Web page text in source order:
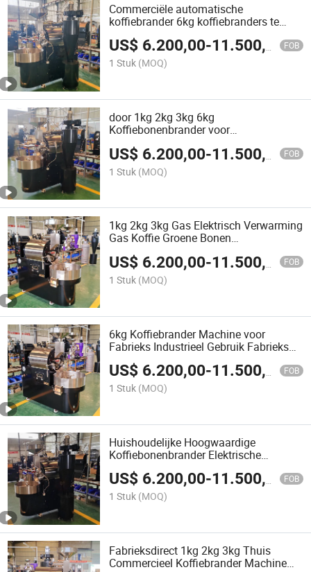
Commerciële automatische
koffiebrander 6kg koffiebranders te
koop volledige industriële
automatische koffieboonbranders
US$ 6.200,00-11.500,00 FOB
1 Stuk (MOQ)
door 1kg 2kg 3kg 6kg
Koffiebonenbrander voor
US$ 6.200,00-11.500,00 FOB
1 Stuk (MOQ)
1kg 2kg 3kg Gas Elektrisch Verwarming
Gas Koffie Groene Bonen
Roostermachine Koffie Rooster
US$ 6.200,00-11.500,00 FOB
1 Stuk (MOQ)
6kg Koffiebrander Machine voor
Fabrieks Industrieel Gebruik Fabrieks
Direct Verkoop
US$ 6.200,00-11.500,00 FOB
1 Stuk (MOQ)
Huishoudelijke Hoogwaardige
Koffiebonenbrander Elektrische
Koffiebrander
US$ 6.200,00-11.500,00 FOB
1 Stuk (MOQ)
Fabrieksdirect 1kg 2kg 3kg Thuis
Commercieel Koffiebrander Machine